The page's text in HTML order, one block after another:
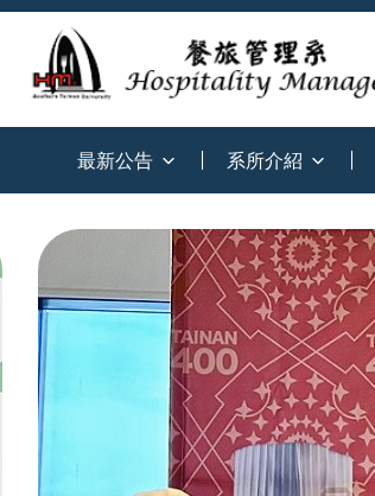
最新公告 系所介紹